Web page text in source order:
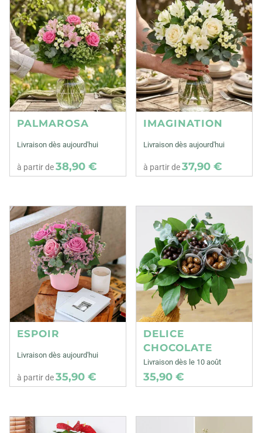
PALMAROSA
Livraison dès aujourd'hui
à partir de38,90 €
IMAGINATION
Livraison dès aujourd'hui
à partir de37,90 €
ESPOIR
Livraison dès aujourd'hui
à partir de35,90 €
DELICE
CHOCOLATE
Livraison dès le 10 août
35,90 €